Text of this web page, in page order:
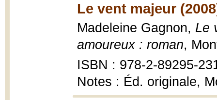
Le vent majeur
Madeleine Gagnon, Le
amoureux : roman,
ISBN : 978-2-89295-
Notes : Éd. originale,